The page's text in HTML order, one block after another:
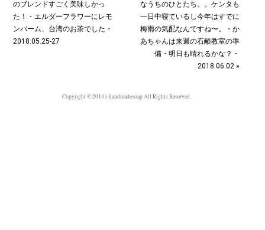
のブレンドすごく美味しかっ
た！︎・エルダーフラワーにレモ
ンバーム、台湾のお茶でした・
2018.05.25-27
なうちのひとたち。。ケンタも
一日中寝ているし今年はすでに
梅雨の気配なんですね〜。・か
あちゃんは来週の石鹸教室の準
備・明日も晴れるかな？︎・
2018.06.02 »
Copyright © 2014 r-handmadesoap All Rights Reserved.